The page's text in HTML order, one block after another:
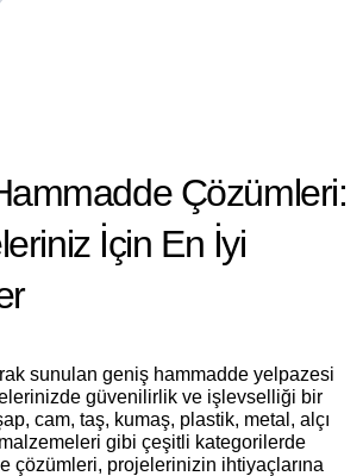
Çözümleri:
İçin En İyi
sunulan geniş hammadde yelpazesi
güvenilirlik ve işlevselliği bir
cam, taş, kumaş, plastik, metal, alçı
malzemeleri gibi çeşitli kategorilerde
çözümleri, projelerinizin ihtiyaçlarına